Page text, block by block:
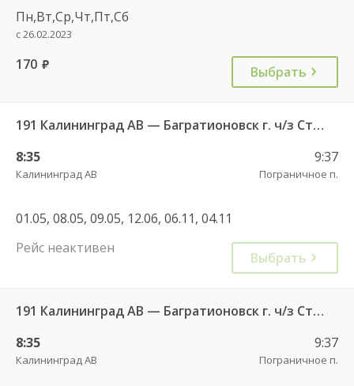
Пн,Вт,Ср,Чт,Пт,Сб
с 26.02.2023
170 руб. Выбрать
191 Калининград АВ — Багратионовск г. ч/з Стрельня п., Долгоруково п.
8:35
Калининград АВ
9:37
Пограничное п.
01.05, 08.05, 09.05, 12.06, 06.11, 04.11
Рейс неактивен
Выбрать
191 Калининград АВ — Багратионовск г. ч/з Стрельня п., Долгоруково п.
8:35
Калининград АВ
9:37
Пограничное п.